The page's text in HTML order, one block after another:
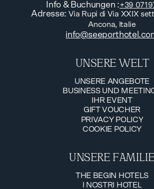
Info & Buchungen :+39
Adresse: Via Rupi di Via XXIX
Ancona, Italie
UNSERE WELT
UNSERE ANGEBOTE
UNSERE ANGEBOTE
BUSINESS UND
BUSINESS UND
IHR EVENT
IHR EVENT
GIFT VOUCHER
GIFT VOUCHER
PRIVACY POLICY
PRIVACY POLICY
COOKIE POLICY
UNSERE FAMILIE
THE BEGIN HOTELS
THE BEGIN HOTELS
I NOSTRI HOTEL